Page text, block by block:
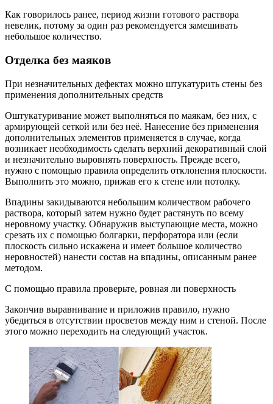
Как говорилось ранее, период жизни готового раствора
невелик, потому за один раз рекомендуется замешивать
небольшое количество.
Отделка без маяков
При незначительных дефектах можно штукатурить стены без
применения дополнительных средств
Оштукатуривание может выполняться по маякам, без них, с
армирующей сеткой или без неё. Нанесение без применения
дополнительных элементов применяется в случае, когда
возникает необходимость сделать верхний декоративный слой
и незначительно выровнять поверхность. Прежде всего,
нужно с помощью правила определить отклонения плоскости.
Выполнить это можно, прижав его к стене или потолку.
Впадины закидываются небольшим количеством рабочего
раствора, который затем нужно будет растянуть по всему
неровному участку. Обнаружив выступающие места, можно
срезать их с помощью болгарки, перфоратора или (если
плоскость сильно искажена и имеет большое количество
неровностей) нанести состав на впадины, описанным ранее
методом.
С помощью правила проверьте, ровная ли поверхность
Закончив выравнивание и приложив правило, нужно
убедиться в отсутствии просветов между ним и стеной. После
этого можно переходить на следующий участок.